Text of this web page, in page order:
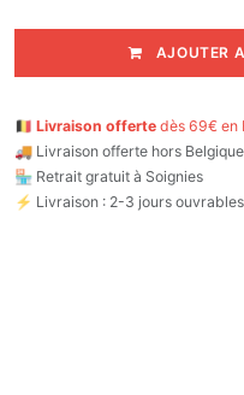
AJOUTER
🇧🇪 Livraison offerte dès 69€ en
🚚 Livraison offerte hors
🏪 Retrait gratuit à Soignies
⚡ Livraison : 2-3 jours ouvrables